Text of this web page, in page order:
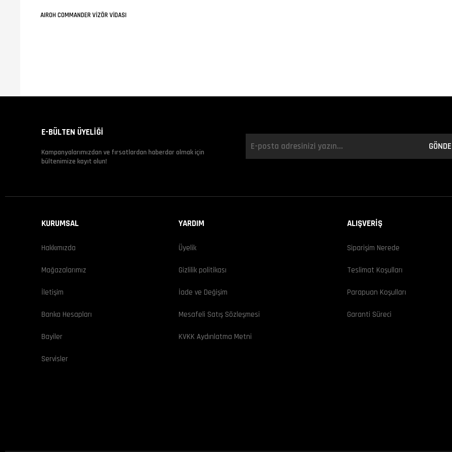
AIROH COMMANDER VİZÖR VİDASI
E-BÜLTEN ÜYELİĞİ
Kampanyalarımızdan ve fırsatlardan haberdar olmak için
bültenimize kayıt olun!
KURUMSAL
Hakkımızda
Mağazalarımız
İletişim
Banka Hesapları
Bayiler
Servisler
YARDIM
Üyelik
Gizlilik politikası
İade ve Değişim
Mesafeli Satış Sözleşmesi
KVKK Aydınlatma Metni
ALIŞVERİŞ
Siparişim Nerede
Teslimat Koşulları
Parapuan Koşulları
Garanti Süreci